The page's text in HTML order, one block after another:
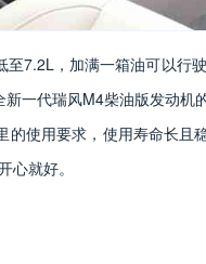
7.2L，加满一箱油可以行
一代瑞风M4柴油版发动机
使用要求，使用寿命长且
就好。